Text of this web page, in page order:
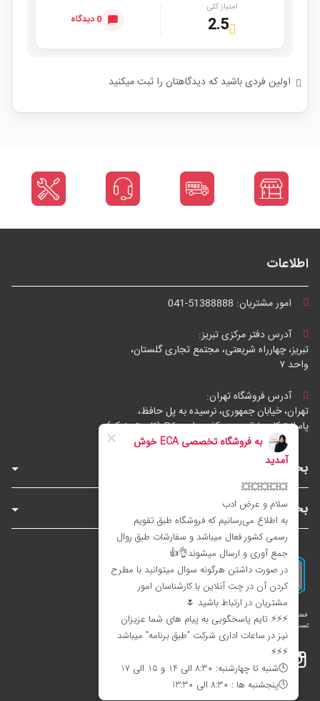
امتیاز کلی
2.5 0 دیدگاه
اولین فردی باشید که دیدگاهتان را ثبت میکنید
اطلاعات
امور مشتریان: 041-51388888
آدرس دفتر مرکزی تبریز:
تبریز، چهارراه شریعتی، مجتمع تجاری گلستان،
واحد ۷
آدرس فروشگاه تهران:
تهران، خیابان جمهوری، نرسیده به پل حافظ،
پاساژ توکل، طبقه زیرهمکف، واحد B6 (تاپ ترونیک)
بخش‌های فروشگاه
بخش‌های سایت
اینستاگرام